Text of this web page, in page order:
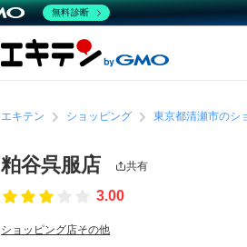
エキテン ショッピング 東京都清瀬市のシ
粕谷呉服店 共有
3.00
ショッピング店その他
無料診断